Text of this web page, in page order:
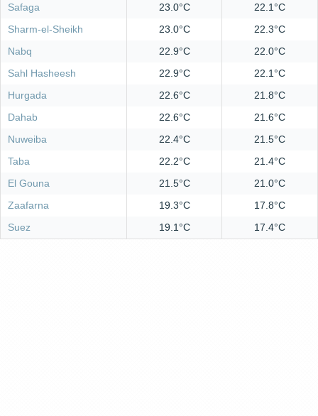
Safaga
23.0°C
22.1°C
Sharm-el-Sheikh
23.0°C
22.3°C
Nabq
22.9°C
22.0°C
Sahl Hasheesh
22.9°C
22.1°C
Hurgada
22.6°C
21.8°C
Dahab
22.6°C
21.6°C
Nuweiba
22.4°C
21.5°C
Taba
22.2°C
21.4°C
El Gouna
21.5°C
21.0°C
Zaafarna
19.3°C
17.8°C
Suez
19.1°C 17.4°C